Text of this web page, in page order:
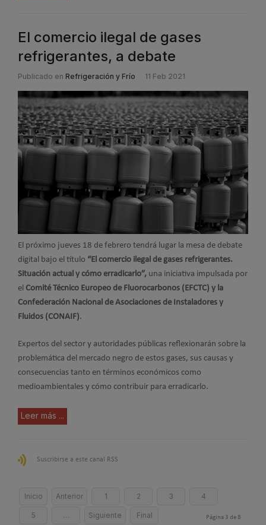
El comercio ilegal de gases
refrigerantes, a debate
Publicado en Refrigeración y Frío 11 Feb 2021
El próximo jueves 18 de febrero tendrá lugar la mesa de debate
digital bajo el título “El comercio ilegal de gases refrigerantes.
Situación actual y cómo erradicarlo”, una iniciativa impulsada por
el Comité Técnico Europeo de Fluorocarbonos (EFCTC) y la
Confederación Nacional de Asociaciones de Instaladores y
Fluidos (CONAIF).
Expertos del sector y autoridades públicas reflexionarán sobre la
problemática del mercado negro de estos gases, sus causas y
consecuencias tanto en términos económicos como
medioambientales y cómo contribuir para erradicarlo.
Leer más ...
Suscribirse a este canal RSS
Inicio Anterior 1 2 3 4
5 … Siguiente Final Página 3 de 8